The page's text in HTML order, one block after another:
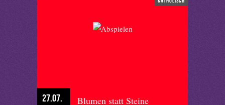
27.07. Blumen statt Steine